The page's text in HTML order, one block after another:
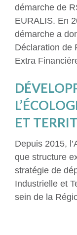
démarche de
EURALIS. En
démarche a
Déclaration de
Extra
ET
Depuis 2015,
que structure
stratégie de
Industrielle et
sein de la